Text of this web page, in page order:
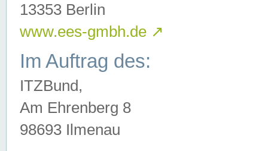
13353 Berlin
www.ees-gmbh.de ↗
Im Auftrag des:
ITZBund,
Am Ehrenberg 8
98693 Ilmenau